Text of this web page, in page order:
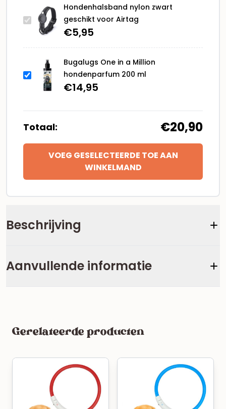
Beschrijving
Aanvullende informatie
Hondenhalsband nylon zwart
geschikt voor Airtag
€5,95
Bugalugs One in a Million
hondenparfum 200 ml
€14,95
Totaal: €20,90
VOEG GESELECTEERDE TOE AAN
WINKELMAND
Gerelateerde producten